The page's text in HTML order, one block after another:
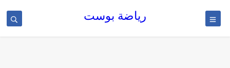
رياضة بوست